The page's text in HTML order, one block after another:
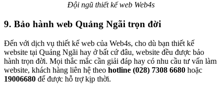
Đội ngũ thiết kế web Web4s
9. Bảo hành web Quảng Ngãi trọn đời
Đến với dịch vụ thiết kế web của Web4s, cho dù bạn thiết kế
website tại Quảng Ngãi hay ở bất cứ đâu, website đều được bảo
hành trọn đời. Mọi thắc mắc cần giải đáp hay có nhu cầu tư vấn làm
website, khách hàng liên hệ theo hotline (028) 7308 6680 hoặc
19006680 để được hỗ trợ kịp thời.